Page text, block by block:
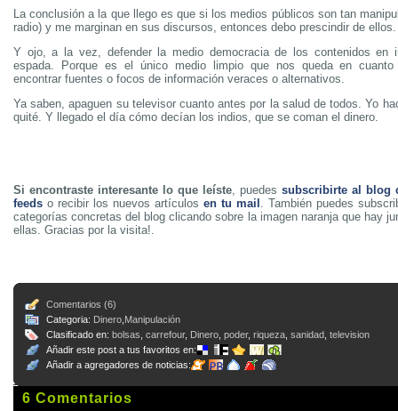
La conclusión a la que llego es que si los medios públicos son tan
radio) y me marginan en sus discursos, entonces debo prescindir de ellos.
Y ojo, a la vez, defender la medio democracia de los contenidos en
espada. Porque es el único medio limpio que nos queda en
encontrar fuentes o focos de información veraces o alternativos.
Ya saben, apaguen su televisor cuanto antes por la salud de todos. Yo
quité. Y llegado el día cómo decían los indios, que se coman el dinero.
Si encontraste interesante lo que leíste, puedessubscribirte al blog
feeds o recibir los nuevos artículosen tu mail . También puedes
categorías concretas del blog clicando sobre la imagen naranja que hay
ellas. Gracias por la visita!.
Comentarios (6)
Categoria: Dinero Manipulación
Clasificado en: bolsas carrefour, Dinero poder, riqueza sanidad television
Añadir este post a tus favoritos en:
Añadir a agregadores de noticias:
6 Comentarios